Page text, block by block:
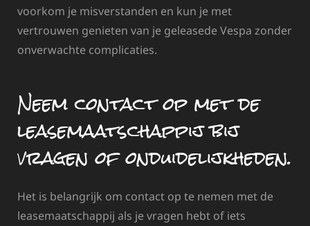
voorkom je misverstanden en kun je met
vertrouwen genieten van je geleasede Vespa zonder
onverwachte complicaties.
Neem contact op met de
leasemaatschappij bij
vragen of onduidelijkheden.
Het is belangrijk om contact op te nemen met de
leasemaatschappij als je vragen hebt of iets